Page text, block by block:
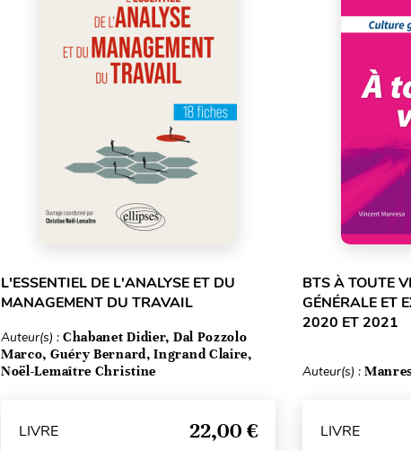
L'ESSENTIEL DE L'ANALYSE ET DU
MANAGEMENT DU TRAVAIL
Auteur(s) : Chabanet Didier, Dal Pozzolo
Marco, Guéry Bernard, Ingrand Claire,
Noël-Lemaître Christine
LIVRE 22,00 €
BTS À TOUTE
GÉNÉRALE ET
2020 ET 2021
Auteur(s) :
LIVRE